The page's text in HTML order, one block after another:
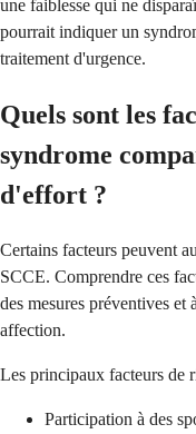
une faiblesse qui ne
pourrait indiquer un
traitement d'urgence.
Quels sont les
syndrome
d'effort ?
Certains facteurs peuvent
SCCE. Comprendre ces
des mesures préventives et
affection.
Les principaux facteurs de
Participation à des